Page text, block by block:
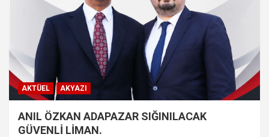
AKTÜEL AKYAZI
ANIL ÖZKAN ADAPAZAR SIĞINILACAK
GÜVENLİ LİMAN.